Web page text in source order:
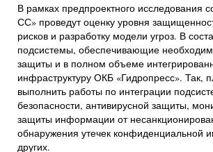
В рамках предпроектного исследования
СС» проведут оценку уровня
рисков и разработку модели угроз. В
подсистемы, обеспечивающие
защиты и в полном объеме
инфраструктуру ОКБ «Гидропресс». Так,
выполнить работы по интеграции
безопасности, антивирусной защиты,
защиты информации от
обнаружения утечек конфиденциальной
других.